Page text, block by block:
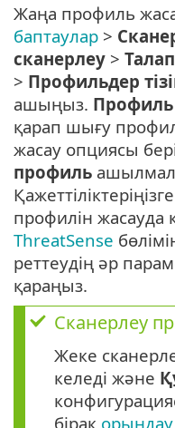
Жаңа профиль
баптаулар >
сканерлеу >
> Профильдер
ашыңыз. Профиль
қарап шығу
жасау опциясы
профиль
профилін жасауда
ThreatSense
реттеудің әр
қараңыз.
Сканерлеу
Жеке
келеді және
бірақ